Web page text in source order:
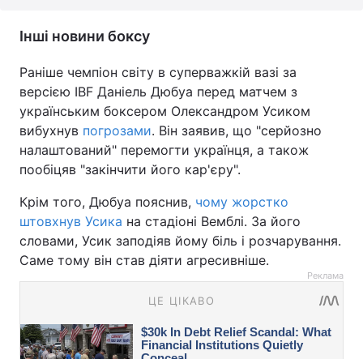
Інші новини боксу
Раніше чемпіон світу в суперважкій вазі за
версією IBF Даніель Дюбуа перед матчем з
українським боксером Олександром Усиком
вибухнув погрозами. Він заявив, що "серйозно
налаштований" перемогти українця, а також
пообіцяв "закінчити його кар'єру".
Крім того, Дюбуа пояснив, чому жорстко
штовхнув Усика на стадіоні Вемблі. За його
словами, Усик заподіяв йому біль і розчарування.
Саме тому він став діяти агресивніше.
Реклама